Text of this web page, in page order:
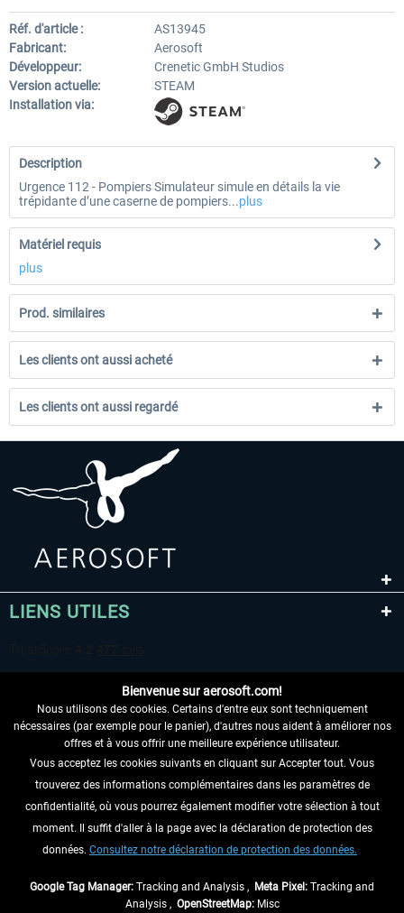
Réf. d'article :
AS13945
Fabricant:
Aerosoft
Développeur:
Crenetic GmbH Studios
Version actuelle:
STEAM
Installation via:
Description
Urgence 112 - Pompiers Simulateur simule en détails la vie
trépidante d’une caserne de pompiers...plus
Matériel requis
plus
Prod. similaires
Les clients ont aussi acheté
Les clients ont aussi regardé
LIENS UTILES
RENONCER AU CONTRAT ICI
INFORMATIONS
NE MANQUEZ PAS LES DERNIÈRES
Bienvenue sur aerosoft.com!
Nous utilisons des cookies. Certains d'entre eux sont techniquement
nécessaires (par exemple pour le panier), d'autres nous aident à améliorer nos
offres et à vous offrir une meilleure expérience utilisateur.
Vous acceptez les cookies suivants en cliquant sur Accepter tout. Vous
trouverez des informations complémentaires dans les paramètres de
confidentialité, où vous pourrez également modifier votre sélection à tout
moment. Il suffit d'aller à la page avec la déclaration de protection des
données. Consultez notre déclaration de protection des données.
Google Tag Manager: Tracking and Analysis , Meta Pixel: Tracking and
Analysis , OpenStreetMap:Misc